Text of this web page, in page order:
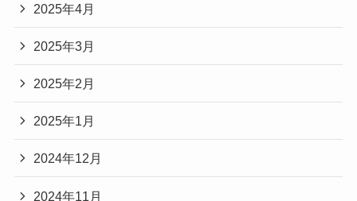
2025年4月
2025年3月
2025年2月
2025年1月
2024年12月
2024年11月